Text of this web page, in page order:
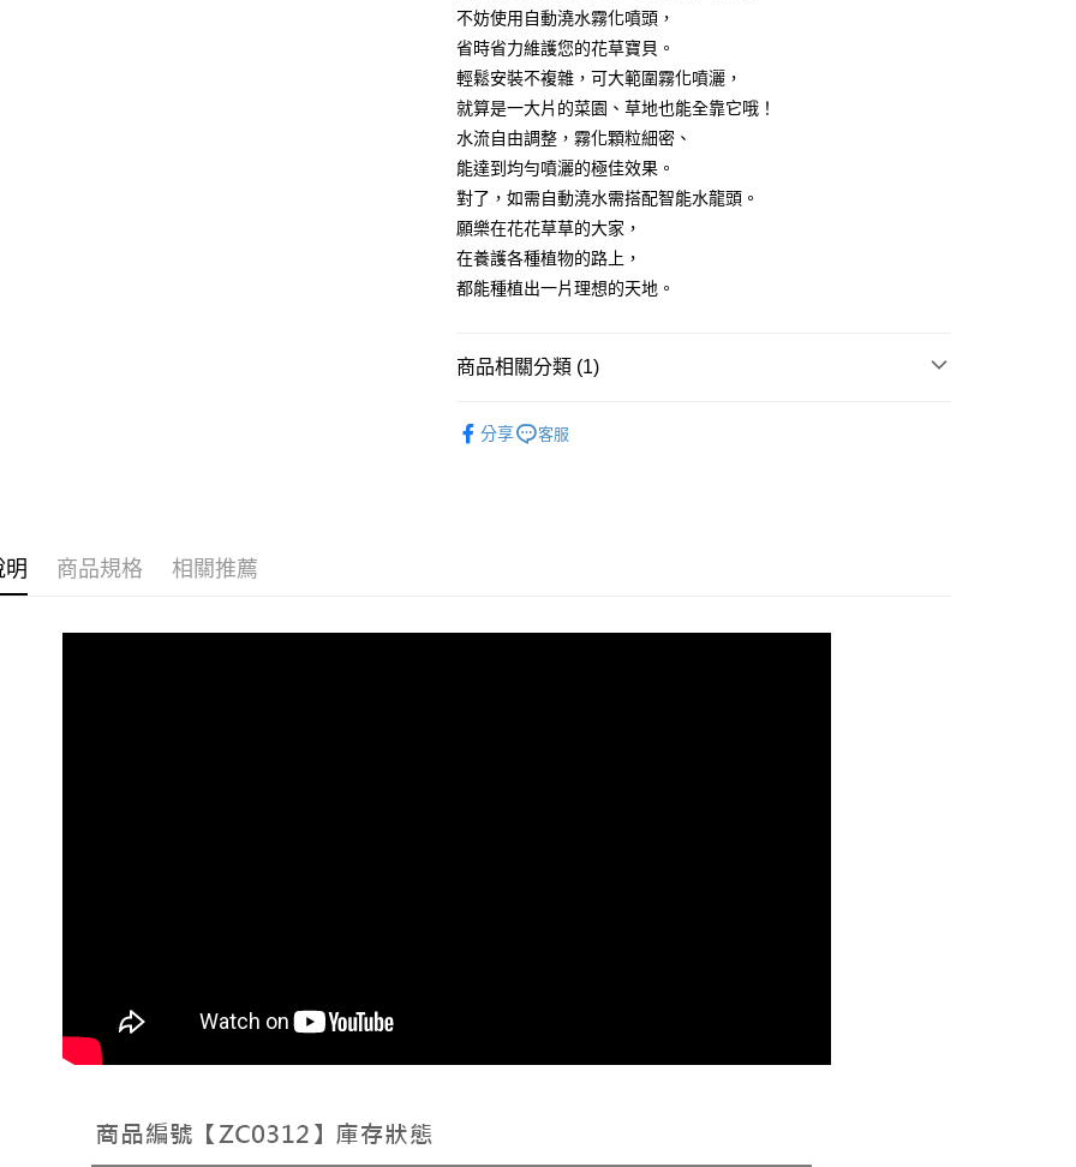
先享後付繳納相關費用。
※ 交易是否成功請以「AFTEE先享後付 」之結帳頁面顯示為準，若有關於
是否繳費成功／繳費後需取消欲退款等相關疑問，請聯繫「AFTEE先享後
付客戶支援中心」https://netprotections.freshdesk.com/support/home
【注意事項】
１．透過由恩沛科技股份有限公司提供之「AFTEE先享後付」服務完成之
交易，需依本服務之必要範圍內提供個人資料，並將交易相關給付款項請
求債權轉讓予恩沛科技股份有限公司。
https://aftee.tw/terms/#terms3
３．未成年的使用者請事先徵得法定代理人或監護人之同意方可使用
「AFTEE先享後付」，若未經同意申辦者引起之損失，本公司不負相關責
任。
結果請求用戶進行身份認證。
動。
每筆NT$115
宅配
每筆NT$100，滿NT$799(含以上)免運費
離島宅配
每筆NT$150
不妨使用自動澆水霧化噴頭，
省時省力維護您的花草寶貝。
輕鬆安裝不複雜，可大範圍霧化噴灑，
就算是一大片的菜園、草地也能全靠它哦！
水流自由調整，霧化顆粒細密、
能達到均勻噴灑的極佳效果。
對了，如需自動澆水需搭配智能水龍頭。
願樂在花花草草的大家，
在養護各種植物的路上，
都能種植出一片理想的天地。
商品相關分類 (1)
分享
客服
明 商品規格 相關推薦